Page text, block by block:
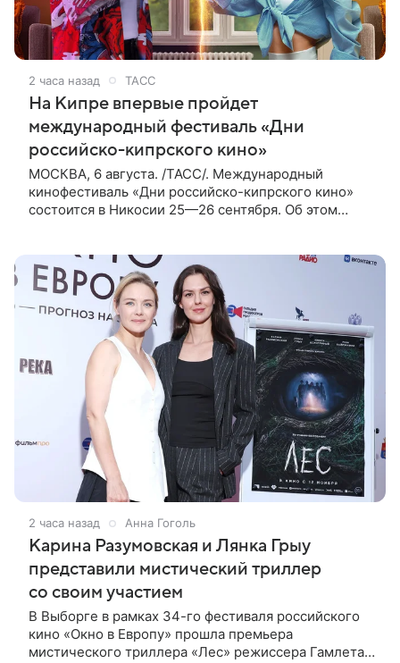
2 часа назад ТАСС
На Кипре впервые пройдет
международный фестиваль «Дни
российско-кипрского кино»
МОСКВА, 6 августа. /ТАСС/. Международный
кинофестиваль «Дни российско-кипрского кино»
состоится в Никосии 25—26 сентября. Об этом
2 часа назад Анна Гоголь
Карина Разумовская и Лянка Грыу
представили мистический триллер
со своим участием
В Выборге в рамках 34-го фестиваля российского
кино «Окно в Европу» прошла премьера
мистического триллера «Лес» режиссера Гамлета